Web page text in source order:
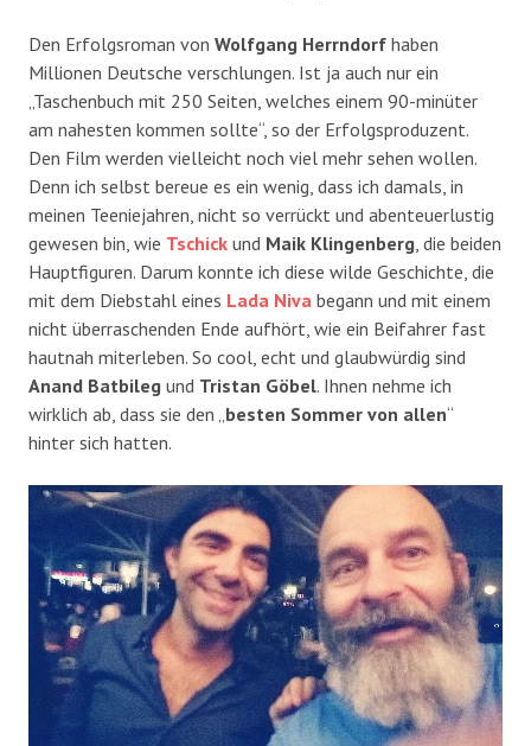
Den Erfolgsroman von Wolfgang Herrndorf haben
Millionen Deutsche verschlungen. Ist ja auch nur ein
„Taschenbuch mit 250 Seiten, welches einem 90-minüter
am nahesten kommen sollte“, so der Erfolgsproduzent.
Den Film werden vielleicht noch viel mehr sehen wollen.
Denn ich selbst bereue es ein wenig, dass ich damals, in
meinen Teeniejahren, nicht so verrückt und abenteuerlustig
gewesen bin, wie Tschick und Maik Klingenberg , die beiden
Hauptfiguren. Darum konnte ich diese wilde Geschichte, die
mit dem Diebstahl eines Lada Niva begann und mit einem
nicht überraschenden Ende aufhört, wie ein Beifahrer fast
hautnah miterleben. So cool, echt und glaubwürdig sind
Anand Batbileg und Tristan Göbel. Ihnen nehme ich
wirklich ab, dass sie den „ besten Sommer von allen“
hinter sich hatten.